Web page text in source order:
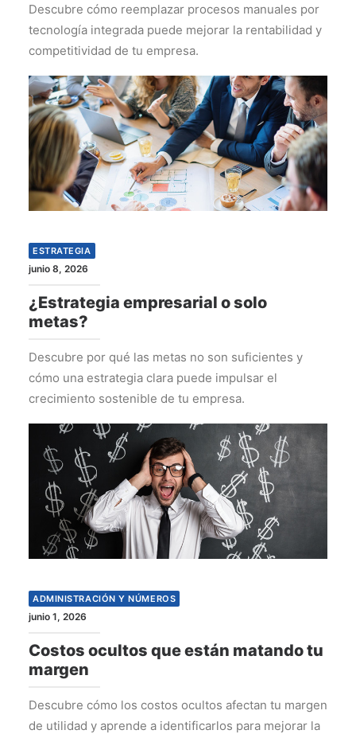
Descubre cómo reemplazar procesos manuales por
tecnología integrada puede mejorar la rentabilidad y
competitividad de tu empresa.
ESTRATEGIA
junio 8, 2026
¿Estrategia empresarial o solo
metas?
Descubre por qué las metas no son suficientes y
cómo una estrategia clara puede impulsar el
crecimiento sostenible de tu empresa.
ADMINISTRACIÓN Y NÚMEROS
junio 1, 2026
Costos ocultos que están matando tu
margen
Descubre cómo los costos ocultos afectan tu margen
de utilidad y aprende a identificarlos para mejorar la